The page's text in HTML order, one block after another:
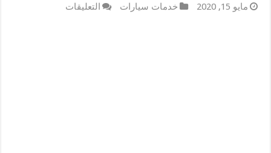
مايو 15, 2020 خدمات سيارات التعليقات